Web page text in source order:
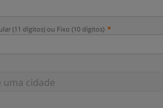
(11 dígitos) ou Fixo (10 dígitos)